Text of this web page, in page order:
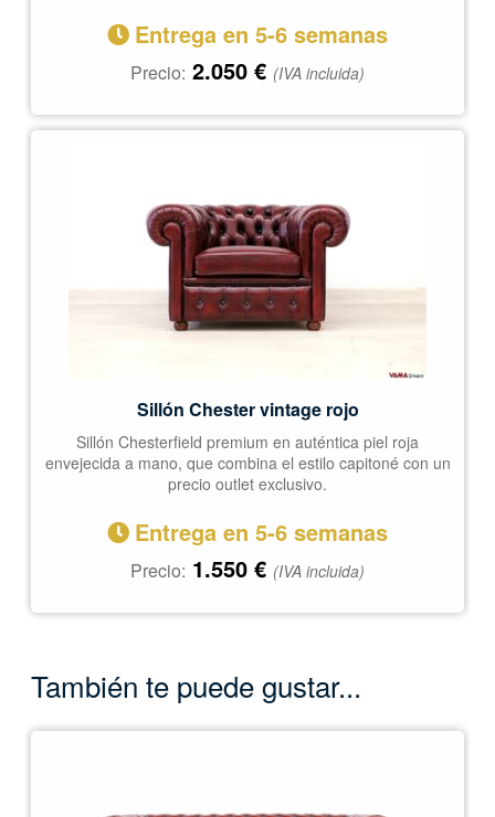
Entrega en 5-6 semanas
Precio: 2.050 € (IVA incluida)
Sillón Chester vintage rojo
Sillón Chesterfield premium en auténtica piel roja
envejecida a mano, que combina el estilo capitoné con un
precio outlet exclusivo.
Entrega en 5-6 semanas
Precio: 1.550 € (IVA incluida)
También te puede gustar...